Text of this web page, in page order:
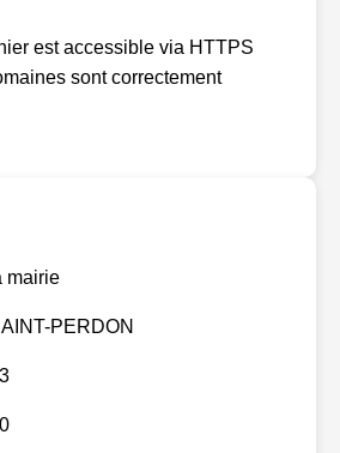
est accessible via HTTPS
sont correctement
mairie
PERDON